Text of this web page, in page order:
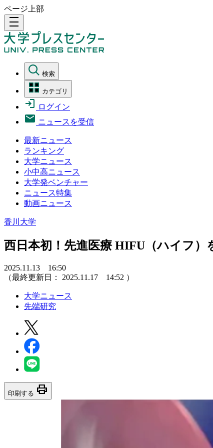
ページ上部
density_medium
検索
カテゴリ
ログイン
ニュースを受信
最新ニュース
ランキング
大学ニュース
小中高ニュース
大学発ベンチャー
ニュース特集
動画ニュース
香川大学
西日本初！先進医療 HIFU（ハイフ
2025.11.13 16:50
（最終更新日： 2025.11.17 14:52 ）
大学ニュース
先端研究
印刷する print